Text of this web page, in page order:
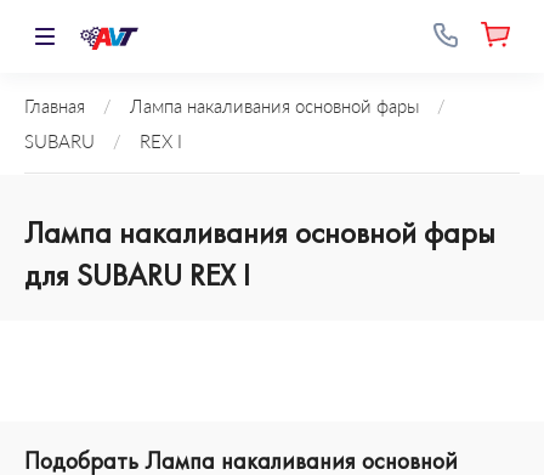
Главная / Лампа накаливания основной фары
/
SUBARU
/ REX I
Лампа накаливания основной фары
для SUBARU REX I
Подобрать Лампа накаливания основной